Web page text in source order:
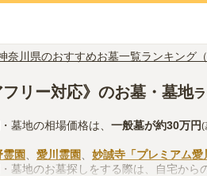
奈川県のおすすめお墓一覧ランキング（
リー対応》のお墓・墓地
墓地の相場価格は、 一般墓が約30万円(
霊園 愛川霊園 妙誠寺「プレミアム愛
墓地のお墓探しをする際は、自宅か